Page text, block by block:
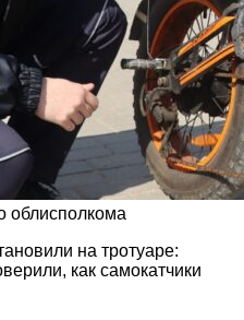
облисполкома
на тротуаре:
как самокатчики